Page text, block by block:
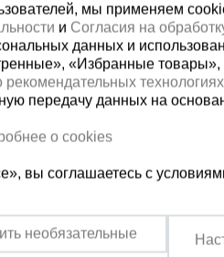
+7 (861)
Пн-Пт: с 8:00 до
мы применяем
и Согласия на
данных и
«Избранные
передачу данных на
о cookies
вы соглашаетесь с
необязательные